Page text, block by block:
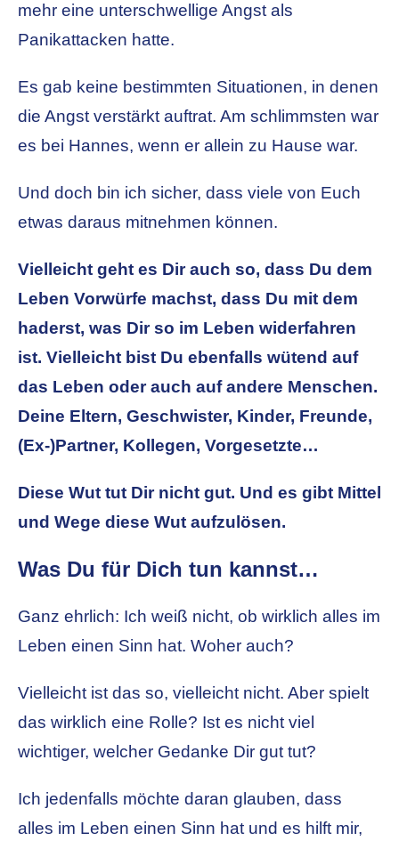
mehr eine unterschwellige Angst als
Panikattacken hatte.
Es gab keine bestimmten Situationen, in denen
die Angst verstärkt auftrat. Am schlimmsten war
es bei Hannes, wenn er allein zu Hause war.
Und doch bin ich sicher, dass viele von Euch
etwas daraus mitnehmen können.
Vielleicht geht es Dir auch so, dass Du dem
Leben Vorwürfe machst, dass Du mit dem
haderst, was Dir so im Leben widerfahren
ist. Vielleicht bist Du ebenfalls wütend auf
das Leben oder auch auf andere Menschen.
Deine Eltern, Geschwister, Kinder, Freunde,
(Ex-)Partner, Kollegen, Vorgesetzte…
Diese Wut tut Dir nicht gut. Und es gibt Mittel
und Wege diese Wut aufzulösen.
Was Du für Dich tun kannst…
Ganz ehrlich: Ich weiß nicht, ob wirklich alles im
Leben einen Sinn hat. Woher auch?
Vielleicht ist das so, vielleicht nicht. Aber spielt
das wirklich eine Rolle? Ist es nicht viel
wichtiger, welcher Gedanke Dir gut tut?
Ich jedenfalls möchte daran glauben, dass
alles im Leben einen Sinn hat und es hilft mir,